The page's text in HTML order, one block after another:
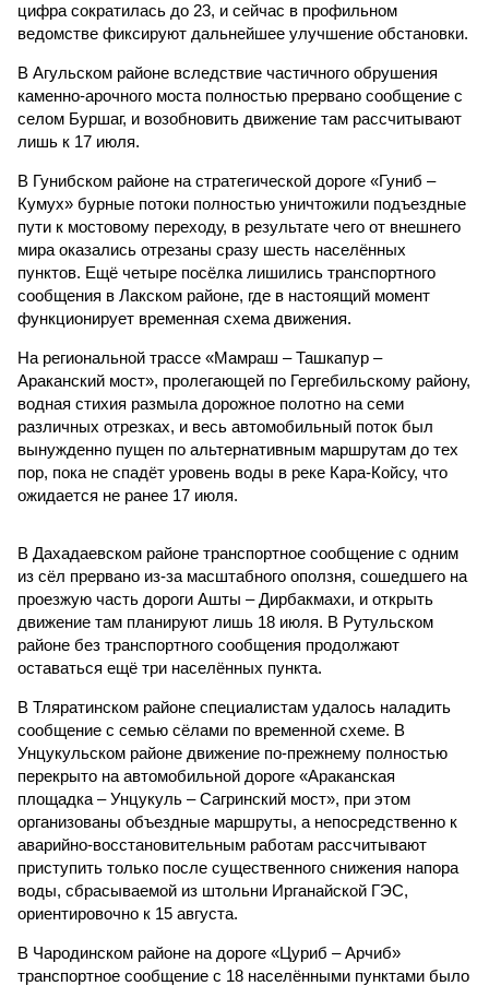
цифра сократилась до 23, и сейчас в профильном
ведомстве фиксируют дальнейшее улучшение обстановки.
В Агульском районе вследствие частичного обрушения
каменно-арочного моста полностью прервано сообщение с
селом Буршаг, и возобновить движение там рассчитывают
лишь к 17 июля.
В Гунибском районе на стратегической дороге «Гуниб –
Кумух» бурные потоки полностью уничтожили подъездные
пути к мостовому переходу, в результате чего от внешнего
мира оказались отрезаны сразу шесть населённых
пунктов. Ещё четыре посёлка лишились транспортного
сообщения в Лакском районе, где в настоящий момент
функционирует временная схема движения.
На региональной трассе «Мамраш – Ташкапур –
Араканский мост», пролегающей по Гергебильскому району,
водная стихия размыла дорожное полотно на семи
различных отрезках, и весь автомобильный поток был
вынужденно пущен по альтернативным маршрутам до тех
пор, пока не спадёт уровень воды в реке Кара-Койсу, что
ожидается не ранее 17 июля.
В Дахадаевском районе транспортное сообщение с одним
из сёл прервано из-за масштабного оползня, сошедшего на
проезжую часть дороги Ашты – Дирбакмахи, и открыть
движение там планируют лишь 18 июля. В Рутульском
районе без транспортного сообщения продолжают
оставаться ещё три населённых пункта.
В Тляратинском районе специалистам удалось наладить
сообщение с семью сёлами по временной схеме. В
Унцукульском районе движение по-прежнему полностью
перекрыто на автомобильной дороге «Араканская
площадка – Унцукуль – Сагринский мост», при этом
организованы объездные маршруты, а непосредственно к
аварийно-восстановительным работам рассчитывают
приступить только после существенного снижения напора
воды, сбрасываемой из штольни Ирганайской ГЭС,
ориентировочно к 15 августа.
В Чародинском районе на дороге «Цуриб – Арчиб»
транспортное сообщение с 18 населёнными пунктами было